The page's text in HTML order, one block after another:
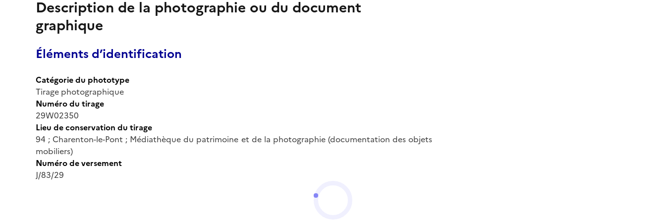
Description de la photographie ou du document
graphique
Éléments d’identification
Catégorie du phototype
Tirage photographique
Numéro du tirage
29W02350
Lieu de conservation du tirage
94 ; Charenton-le-Pont ; Médiathèque du patrimoine et de la photographie (documentation des objets
mobiliers)
Numéro de versement
J/83/29